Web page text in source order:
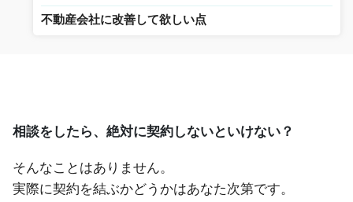
不動産会社に改善して欲しい点
相談をしたら、絶対に契約しないといけない？
そんなことはありません。
実際に契約を結ぶかどうかはあなた次第です。